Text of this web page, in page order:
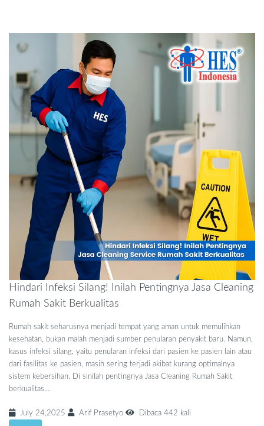
Hindari Infeksi Silang! Inilah Pentingnya Jasa Cleaning
Rumah Sakit Berkualitas
Rumah sakit seharusnya menjadi tempat yang aman untuk memulihkan
kesehatan, bukan malah menjadi sumber penularan penyakit baru. Namun,
kasus infeksi silang, yaitu penularan infeksi dari pasien ke pasien lain atau
dari fasilitas ke pasien, masih sering terjadi akibat kurang optimalnya
sistem kebersihan. Di sinilah pentingnya Jasa Cleaning Rumah Sakit
berkualitas…
July 24,2025 Arif Prasetyo Dibaca 442 kali